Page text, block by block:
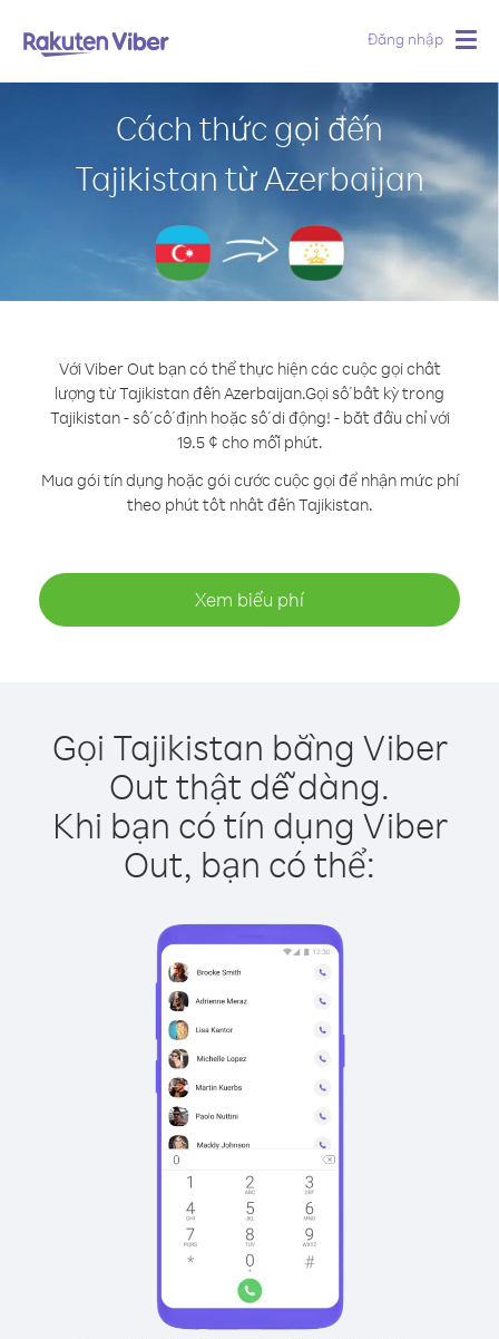
Đăng nhập
Cách thức gọi đến
Tajikistan từ Azerbaijan
Với Viber Out bạn có thể thực hiện các cuộc gọi chất
lượng từ Tajikistan đến Azerbaijan.Gọi số bất kỳ trong
Tajikistan - số cố định hoặc số di động! - bắt đầu chỉ với
19.5 ¢ cho mỗi phút.
Mua gói tín dụng hoặc gói cước cuộc gọi để nhận mức phí
theo phút tốt nhất đến Tajikistan.
Xem biểu phí
Gọi Tajikistan bằng Viber
Out thật dễ dàng.
Khi bạn có tín dụng Viber
Out, bạn có thể: